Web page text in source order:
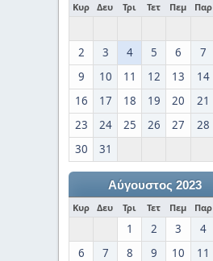
Κυρ Δευ Τρι Τετ Πεμ Παρ
2
3 4 5 6 7
9
10 11 12 13 14
16
17 18 19 20 21
23
24 25 26 27 28
30
31
Αύγουστος 2023
Κυρ Δευ Τρι Τετ Πεμ Παρ
1 2 3 4
6
7 8 9 10 11